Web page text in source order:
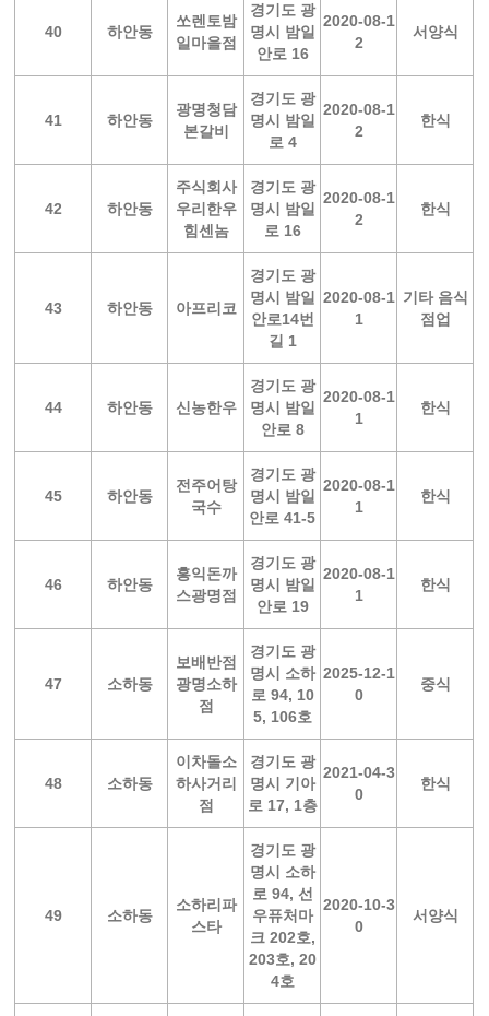
40 하안동
쏘렌토밤
일마을점
경기도 광
명시 밤일
안로 16
2020-08-1
2
서양식
41 하안동
광명청담
본갈비
경기도 광
명시 밤일
로 4
2020-08-1
2
한식
42 하안동
주식회사
우리한우
힘센놈
경기도 광
명시 밤일
로 16
2020-08-1
2
한식
43 하안동 아프리코
경기도 광
명시 밤일
안로14번
길 1
2020-08-1
1
기타 음식
점업
44 하안동 신농한우
경기도 광
명시 밤일
안로 8
2020-08-1
1
한식
45 하안동
전주어탕
국수
경기도 광
명시 밤일
안로 41-5
2020-08-1
1
한식
46 하안동
홍익돈까
스광명점
경기도 광
명시 밤일
안로 19
2020-08-1
1
한식
47 소하동
보배반점
광명소하
점
경기도 광
명시 소하
로 94, 10
5, 106호
2025-12-1
0
중식
48 소하동
이차돌소
하사거리
점
경기도 광
명시 기아
로 17, 1층
2021-04-3
0
한식
49 소하동
소하리파
스타
경기도 광
명시 소하
로 94, 선
우퓨처마
크 202호,
203호, 20
4호
2020-10-3
0
서양식